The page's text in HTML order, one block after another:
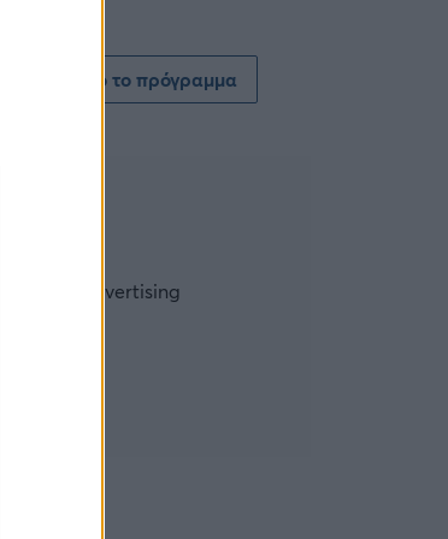
Δείτε όλο το πρόγραμμα